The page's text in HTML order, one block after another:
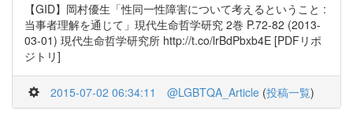
【GID】岡村優生「性同一性障害について考えるということ :
当事者理解を通じて」現代生命哲学研究 2巻 P.72-82 (2013-
03-01) 現代生命哲学研究所 http://t.co/lrBdPbxb4E [PDFリポ
ジトリ]
2015-07-02 06:34:11 @LGBTQA_Article (投稿一覧)